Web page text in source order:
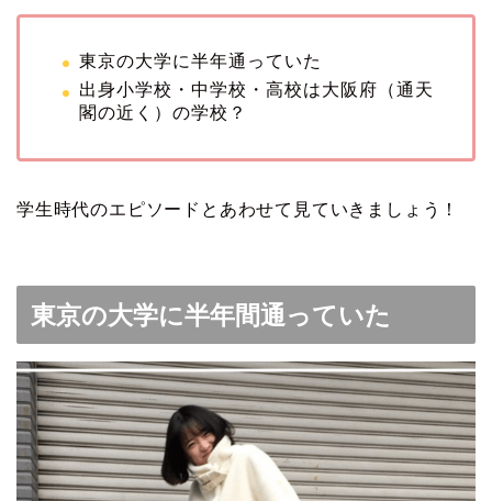
東京の大学に半年通っていた
出身小学校・中学校・高校は大阪府（通天
閣の近く）の学校？
学生時代のエピソードとあわせて見ていきましょう！
東京の大学に半年間通っていた